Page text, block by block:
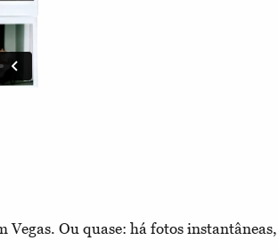
Vegas. Ou quase: há fotos instantâneas,